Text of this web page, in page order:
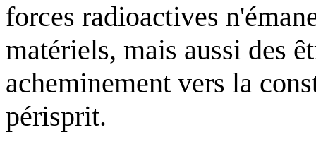
forces radioactives
matériels, mais aussi des
acheminement vers la
périsprit.